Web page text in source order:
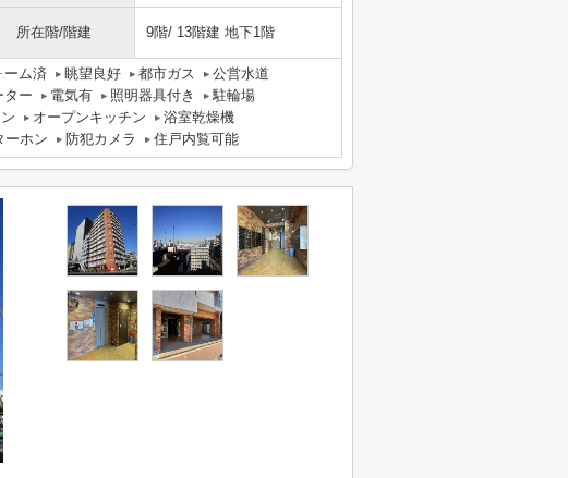
所在階/階建 9階/ 13階建 地下1階
ーム済 眺望良好 都市ガス
公営水道
ター 電気有 照明器具付き
駐輪場
オープンキッチン
浴室乾燥機
ーホン 防犯カメラ 住戸内覧可能